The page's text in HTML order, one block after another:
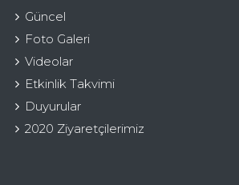
Güncel
Foto Galeri
Videolar
Etkinlik Takvimi
Duyurular
2020 Ziyaretçilerimiz